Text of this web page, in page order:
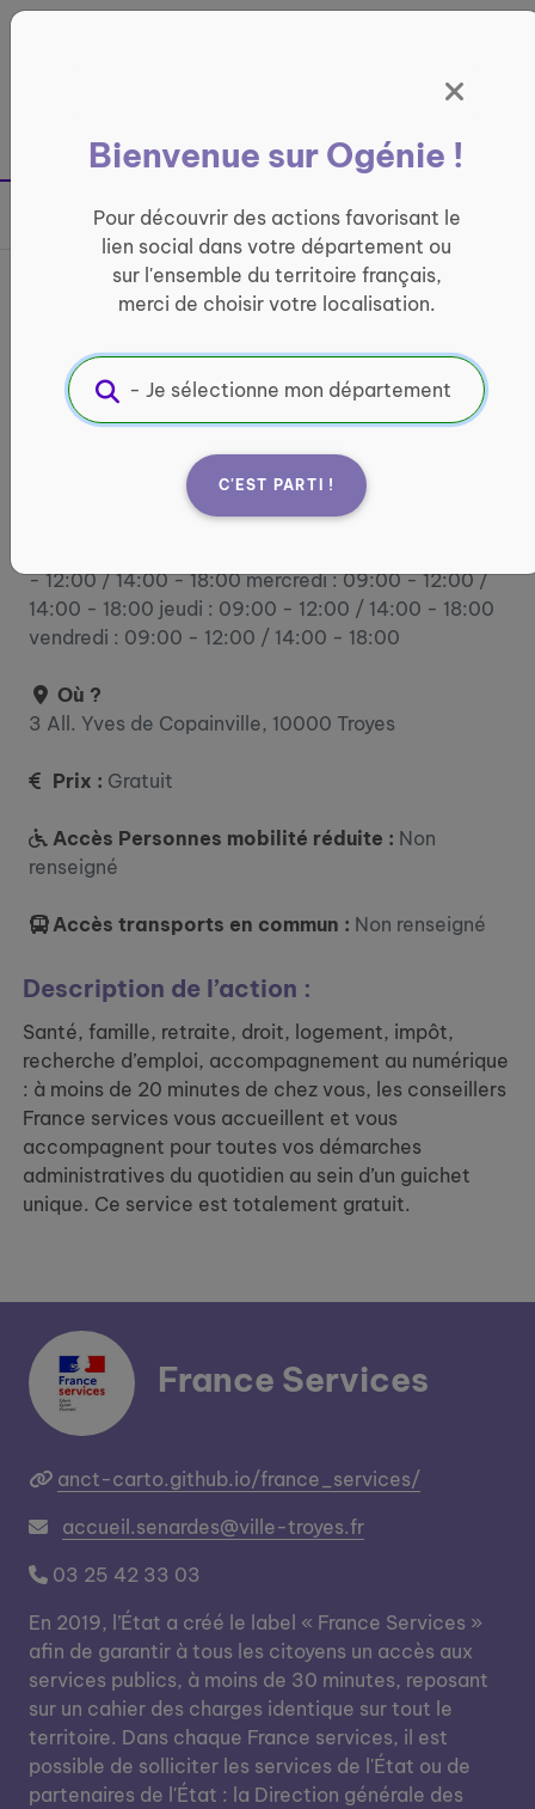
France entière
Bienvenue sur Ogénie !
Pour découvrir des actions favorisant le
lien social dans votre département ou
sur l'ensemble du territoire français,
merci de choisir votre localisation.
C'EST PARTI !
Partager sur
France services Maison de
quartier des Sénardes
INFORMATIQUE ET ACCÈS AUX DROITS
Informations pratiques :
- 12:00 / 14:00 - 18:00 mercredi : 09:00 - 12:00 /
14:00 - 18:00 jeudi : 09:00 - 12:00 / 14:00 - 18:00
vendredi : 09:00 - 12:00 / 14:00 - 18:00
Où ?
3 All. Yves de Copainville, 10000 Troyes
Prix : Gratuit
Accès Personnes mobilité réduite : Non
renseigné
Accès transports en commun : Non renseigné
Description de l’action :
Santé, famille, retraite, droit, logement, impôt,
recherche d’emploi, accompagnement au numérique
: à moins de 20 minutes de chez vous, les conseillers
France services vous accueillent et vous
accompagnent pour toutes vos démarches
administratives du quotidien au sein d’un guichet
unique. Ce service est totalement gratuit.
France Services
anct-carto.github.io/france_services/
accueil.senardes@ville-troyes.fr
03 25 42 33 03
En 2019, l’État a créé le label « France Services »
afin de garantir à tous les citoyens un accès aux
services publics, à moins de 30 minutes, reposant
sur un cahier des charges identique sur tout le
territoire. Dans chaque France services, il est
possible de solliciter les services de l'État ou de
partenaires de l'État : la Direction générale des
Panneau de gestion des cookies